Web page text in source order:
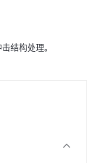
结构处理。